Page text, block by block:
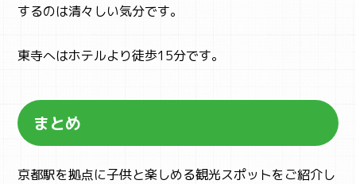
するのは清々しい気分です。
東寺へはホテルより徒歩15分です。
まとめ
京都駅を拠点に子供と楽しめる観光スポットをご紹介し